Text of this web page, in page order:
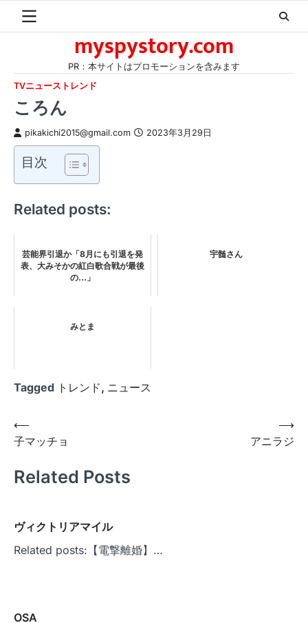
myspystory.com
PR：本サイトはプロモーションを含みます
TVニューストレンド
ころん
pikakichi2015@gmail.com 2023年3月29日
目次
Related posts:
芸能界引退か「8月にも引退を発
表、大みそかの紅白歌合戦が最後
の…」
宇髄さん
みとま
Tagged トレンド, ニュース
投
稿
ナ
ー
シ
⟵
子マッチョ
アニラジ
⟶
Related Posts
ヴィクトリアマイル
Related posts:【電撃離婚】…
OSA